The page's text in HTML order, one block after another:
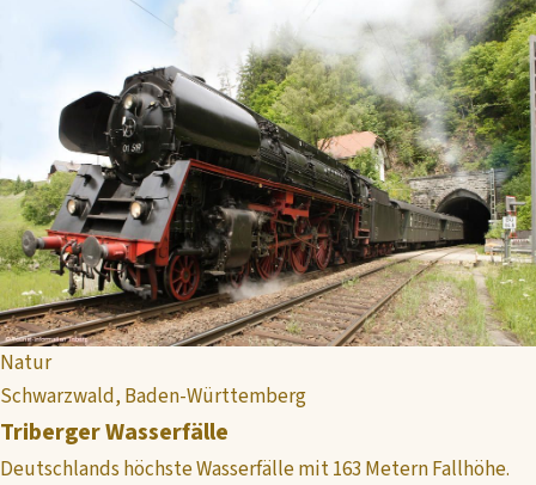
Natur
Schwarzwald, Baden-Württemberg
Triberger Wasserfälle
Deutschlands höchste Wasserfälle mit 163 Metern Fallhöhe.